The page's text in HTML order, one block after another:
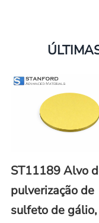
ST11189 Alvo
pulverização de
sulfeto de